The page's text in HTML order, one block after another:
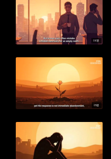
06분
05분